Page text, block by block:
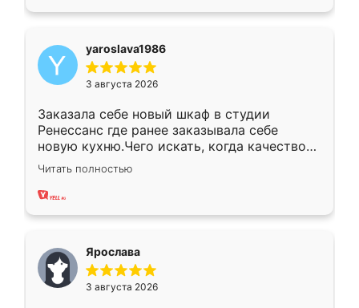
yaroslava1986
3 августа 2026
Заказала себе новый шкаф в студии
Ренессанс где ранее заказывала себе
новую кухню.Чего искать, когда качеством
вполне довольна. Служит кухня уже почти
два года, нареканий нет.
Читать полностью
Ярослава
3 августа 2026